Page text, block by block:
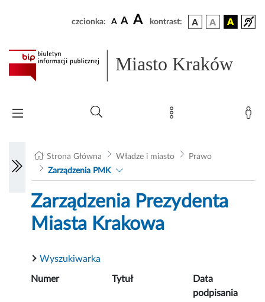
czcionka: A A A kontrast:
Miasto Kraków
Strona Główna Władze i miasto
Prawo
Zarządzenia PMK
Zarządzenia Prezydenta
Miasta Krakowa
Wyszukiwarka
Numer Tytuł
Data
podpisania